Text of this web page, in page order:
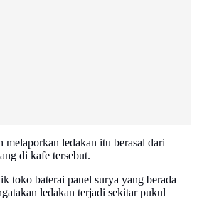
melaporkan ledakan itu berasal dari
di kafe tersebut.
toko baterai panel surya yang berada
ledakan terjadi sekitar pukul